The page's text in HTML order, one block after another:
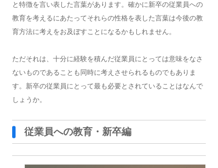
と特徴を言い表した言葉があります。確かに新卒の従業員への
教育を考えるにあたってそれらの性格を表した言葉は今後の教
育方法に考えをお及ぼすことになるかもしれません。
ただそれは、十分に経験を積んだ従業員にとっては意味をなさ
ないものであることも同時に考えさせられるものでもありま
す。 新卒の従業員にとって最も必要とされていることはなんで
しょうか。
従業員への教育・新卒編